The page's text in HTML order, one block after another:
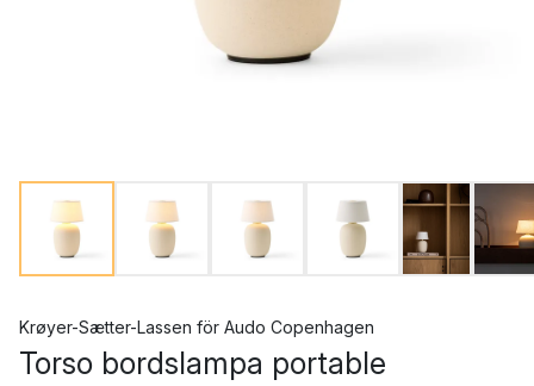
Krøyer-Sætter-Lassen för Audo Copenhagen
Torso bordslampa portable